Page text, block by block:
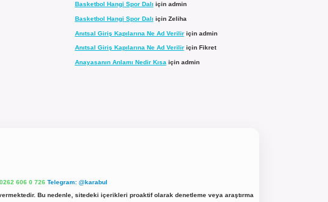
Basketbol Hangi Spor Dalı için admin
Basketbol Hangi Spor Dalı için Zeliha
Anıtsal Giriş Kapılarına Ne Ad Veriliriçin admin
Anıtsal Giriş Kapılarına Ne Ad Veriliriçin Fikret
Anayasanın Anlamı Nedir Kısa için admin
606 0 726 Telegram: @karabul
Bu nedenle, sitedeki içerikleri proaktif olarak denetleme veya araştırma